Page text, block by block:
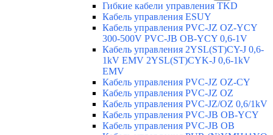
Гибкие кабели управления TKD
Кабель управления ESUY
Кабель управления PVC-JZ OZ-YCY
300-500V PVC-JB OB-YCY 0,6-1V
Кабель управления 2YSL(ST)CY-J 0,6-
1kV EMV 2YSL(ST)CYK-J 0,6-1kV
EMV
Кабель управления PVC-JZ OZ-CY
Кабель управления PVC-JZ OZ
Кабель управления PVC-JZ/OZ 0,6/1kV
Кабель управления PVC-JB OB-YCY
Кабель управления PVC-JB OB